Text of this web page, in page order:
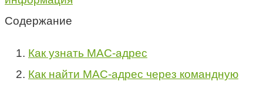
Содержание
Как узнать MAC-адрес
Как найти MAC-адрес через командную